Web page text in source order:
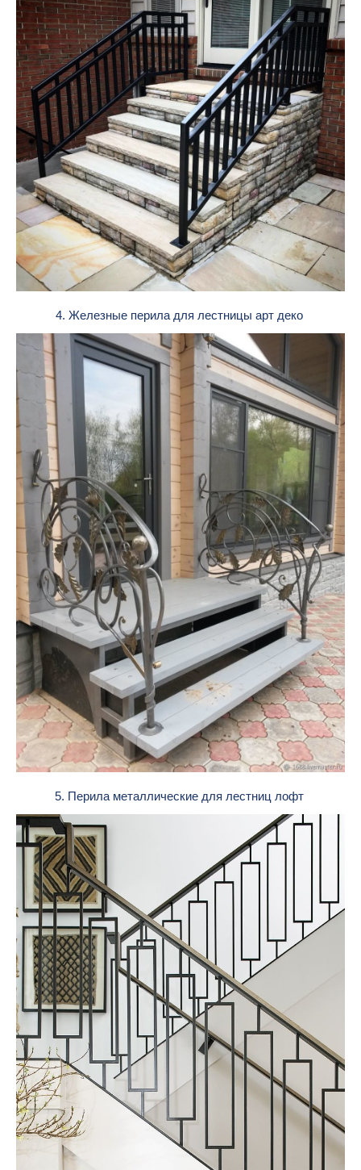
4. Железные перила для лестницы арт деко
5. Перила металлические для лестниц лофт